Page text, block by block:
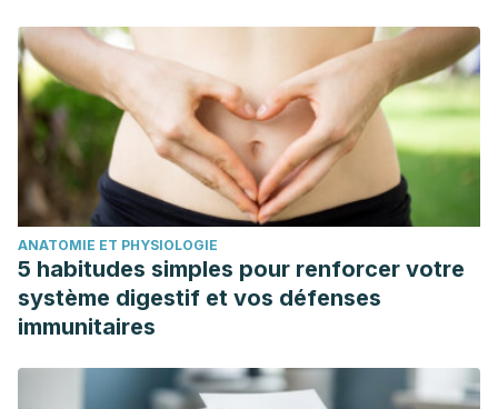
ANATOMIE ET PHYSIOLOGIE
5 habitudes simples pour renforcer votre
système digestif et vos défenses
immunitaires